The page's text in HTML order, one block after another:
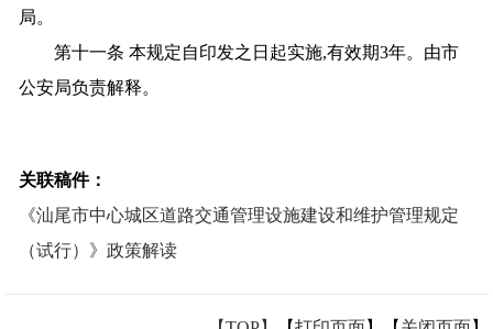
局。
第十一条 本规定自印发之日起实施,有效期3年。由市
公安局负责解释。
关联稿件：
《汕尾市中心城区道路交通管理设施建设和维护管理规定
（试行）》政策解读